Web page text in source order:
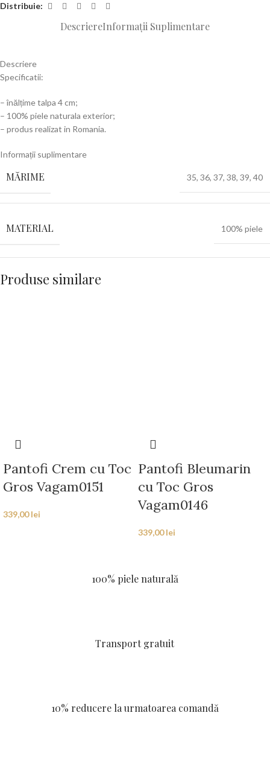
Distribuie:
DescriereInformații Suplimentare
Descriere
Specificatii:
– înălțime talpa 4 cm;
– 100% piele naturala exterior;
– produs realizat in Romania.
Informații suplimentare
MĂRIME 35, 36, 37, 38, 39, 40
MATERIAL 100% piele
Produse similare
Pantofi Crem cu Toc
Gros Vagam0151
339,00lei
Pantofi Bleumarin
cu Toc Gros
Vagam0146
339,00lei
100% piele naturală
Transport gratuit
10% reducere la urmatoarea comandă